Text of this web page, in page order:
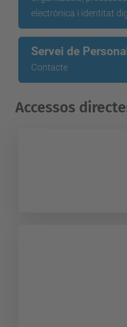
electrònica i identitat
Servei de
Contacte
Accessos